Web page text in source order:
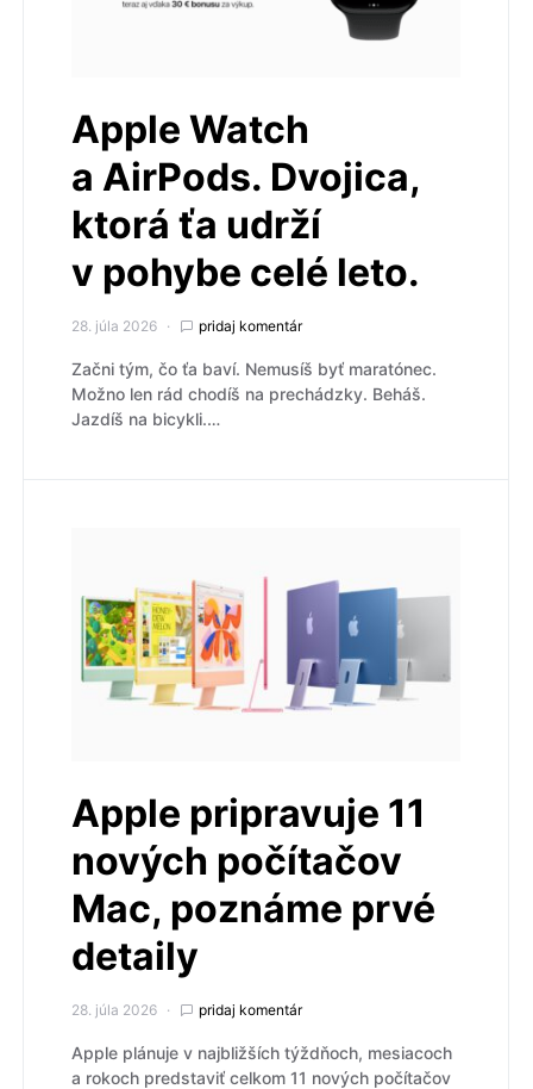
Apple Watch
a AirPods. Dvojica,
ktorá ťa udrží
v pohybe celé leto.
28. júla 2026 pridaj komentár
Začni tým, čo ťa baví. Nemusíš byť maratónec.
Možno len rád chodíš na prechádzky. Beháš.
Jazdíš na bicykli.…
Apple pripravuje 11
nových počítačov
Mac, poznáme prvé
detaily
28. júla 2026 pridaj komentár
Apple plánuje v najbližších týždňoch, mesiacoch
a rokoch predstaviť celkom 11 nových počítačov